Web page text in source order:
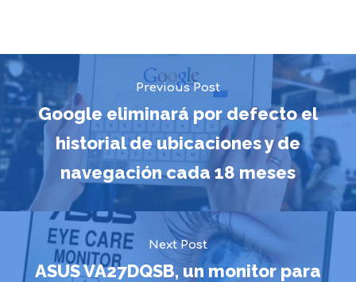
Previous Post
Google eliminará por defecto el
historial de ubicaciones y de
navegación cada 18 meses
Next Post
ASUS VA27DQSB, un monitor para